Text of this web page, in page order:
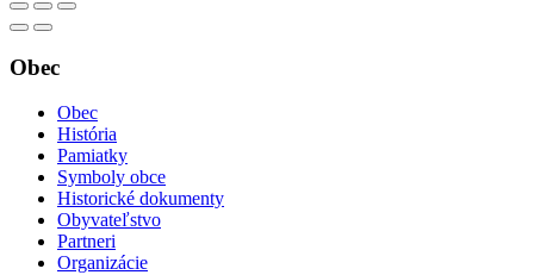
Obec
Obec
História
Pamiatky
Symboly obce
Historické dokumenty
Obyvateľstvo
Partneri
Organizácie